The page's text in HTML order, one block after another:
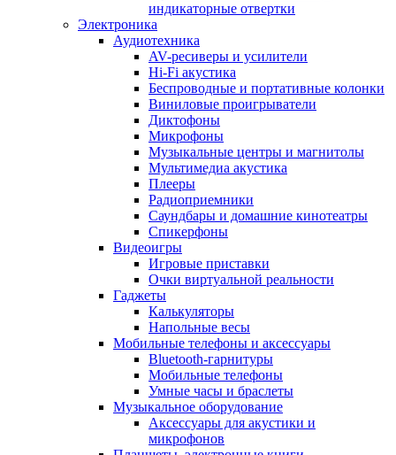
индикаторные отвертки
Электроника
Аудиотехника
AV-ресиверы и усилители
Hi-Fi акустика
Беспроводные и портативные колонки
Виниловые проигрыватели
Диктофоны
Микрофоны
Музыкальные центры и магнитолы
Мультимедиа акустика
Плееры
Радиоприемники
Саундбары и домашние кинотеатры
Спикерфоны
Видеоигры
Игровые приставки
Очки виртуальной реальности
Гаджеты
Калькуляторы
Напольные весы
Мобильные телефоны и аксессуары
Bluetooth-гарнитуры
Мобильные телефоны
Умные часы и браслеты
Музыкальное оборудование
Аксессуары для акустики и
микрофонов